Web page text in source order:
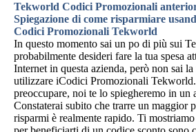
Tekworld Codici Promozionali
Spiegazione di come risparmiare
Codici Promozionali Tekworld
In questo momento sai un po di più sui
probabilmente desideri fare la tua spesa
Internet in questa azienda, però non sai
utilizzare iCodici Promozionali
preoccupare, noi te lo spiegheremo in un
Constaterai subito che trarre un maggior
risparmi è realmente rapido. Ti